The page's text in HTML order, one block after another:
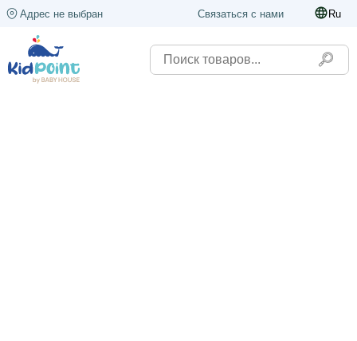
Адрес не выбран Связаться с нами Ru